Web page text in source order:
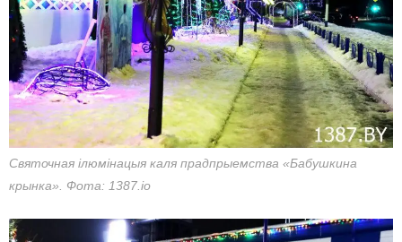
Святочная ілюмінацыя каля прадпрыемства «Бабушкина
крынка». Фота: 1387.io